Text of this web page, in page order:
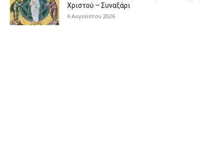
Χριστού – Συναξάρι
6 Αυγούστου 2026